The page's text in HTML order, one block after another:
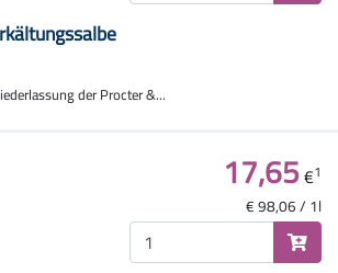
der Procter &...
17,65€1
€ 98,06 / 1l